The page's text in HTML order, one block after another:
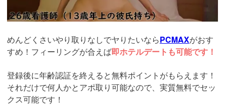
めんどくさいやり取りなしでヤりたいならPCMAXがおす
すめ！フィーリングが合えば即ホテルデートも可能です！
登録後に年齢認証を終えると無料ポイントがもらえます！
それだけで何人かとアポ取り可能なので、実質無料でセッ
クス可能です！